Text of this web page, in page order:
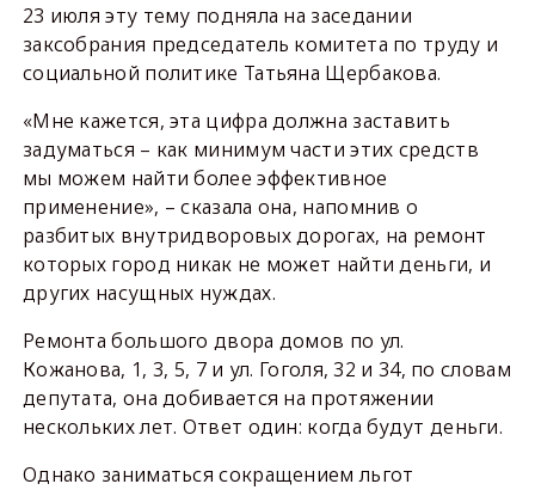
23 июля эту тему подняла на заседании
заксобрания председатель комитета по труду и
социальной политике Татьяна Щербакова.
«Мне кажется, эта цифра должна заставить
задуматься – как минимум части этих средств
мы можем найти более эффективное
применение», – сказала она, напомнив о
разбитых внутридворовых дорогах, на ремонт
которых город никак не может найти деньги, и
других насущных нуждах.
Ремонта большого двора домов по ул.
Кожанова, 1, 3, 5, 7 и ул. Гоголя, 32 и 34, по словам
депутата, она добивается на протяжении
нескольких лет. Ответ один: когда будут деньги.
Однако заниматься сокращением льгот